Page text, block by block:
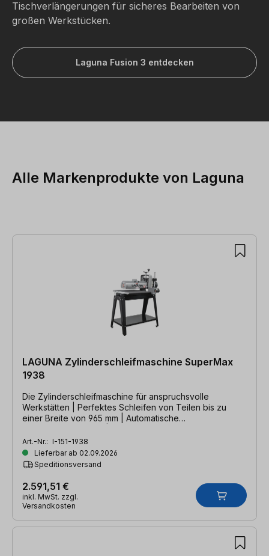
Tischverlängerungen für sicheres Bearbeiten von
großen Werkstücken.
Laguna Fusion 3 entdecken
Alle Markenprodukte von Laguna
LAGUNA Zylinderschleifmaschine SuperMax
1938
Die Zylinderschleifmaschine für anspruchsvolle
Werkstätten | Perfektes Schleifen von Teilen bis zu
einer Breite von 965 mm | Automatische
Art.-Nr.: I-151-1938
Lieferbar ab 02.09.2026
Speditionsversand
2.591,51 €
inkl. MwSt. zzgl.
Versandkosten